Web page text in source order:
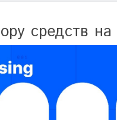
средств